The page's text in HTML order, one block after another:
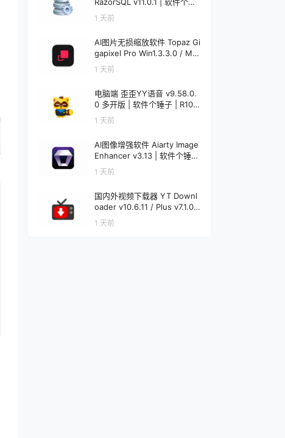
子 | R1233
1 天前
AI图片无损缩放软件 Topaz Gi
gapixel Pro Win1.3.3.0 / Mac
1.0.0 | 软件个锤子 | R4521
1 天前
电脑端 歪歪YY语音 v9.58.0.
0 多开版 | 软件个锤子 | R108
1 天前
AI图像增强软件 Aiarty Image
Enhancer v3.13 | 软件个锤子
| R1848
1 天前
国内外视频下载器 YT Downl
oader v10.6.11 / Plus v7.1.0
Mac v7.1.0 | 软件个锤子 | R12
20
1 天前